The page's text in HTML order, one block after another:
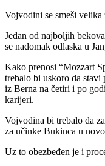
Vojvodini se smeši velika
Jedan od najboljih
se nadomak odlaska u
Kako prenosi “Mozzart
trebalo bi uskoro da
iz Berna na četiri i po
karijeri.
Vojvodina bi trebalo da
za učinke Bukinca u
Uz to obezbeđen je i